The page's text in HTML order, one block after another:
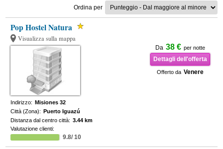
Ordina per
Pop Hostel Natura
Visualizza sulla mappa
Da 38 € per notte
Dettagli dell'offerta
Offerto da Venere
Indirizzo: Misiones 32
Città (Zona): Puerto Iguazú
Distanza dal centro città: 3.44 km
Valutazione clienti:
9.8/ 10